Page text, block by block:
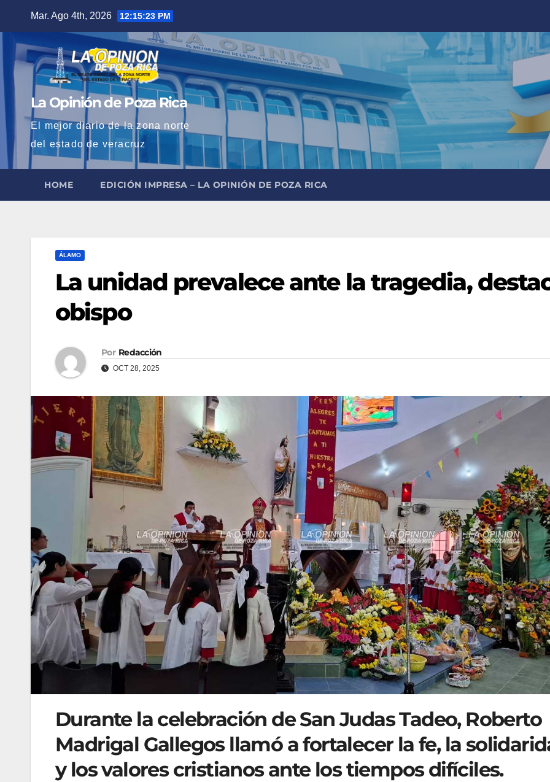
contenido
Mar. Ago 4th, 2026 12:15:24 PM
La Opinión de Poza Rica
El mejor diario de la zona norte
del estado de veracruz
HOME EDICIÓN IMPRESA – LA OPINIÓN DE POZA RICA
ÁLAMO
La unidad prevalece ante la tragedia,
obispo
Por Redacción
OCT 28, 2025
Durante la celebración de San Judas Tadeo, Roberto
Madrigal Gallegos llamó a fortalecer la fe, la
y los valores cristianos ante los tiempos difíciles.